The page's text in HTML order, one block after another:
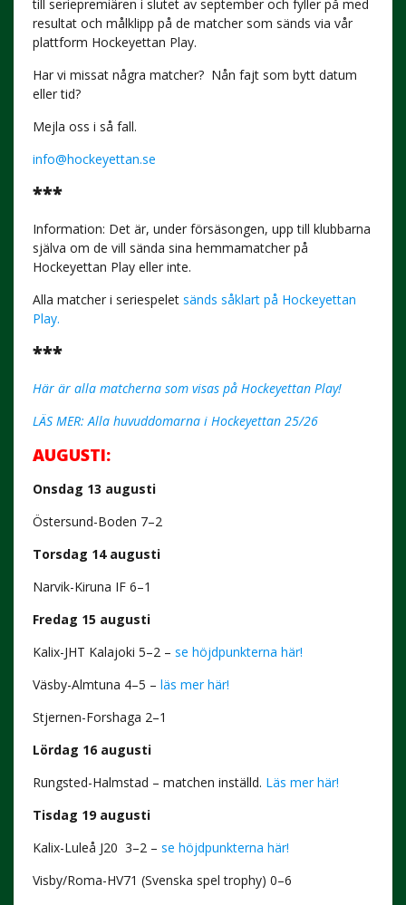
till seriepremiären i slutet av september och fyller på med
resultat och målklipp på de matcher som sänds via vår
plattform Hockeyettan Play.
Har vi missat några matcher? Nån fajt som bytt datum
eller tid?
Mejla oss i så fall.
info@hockeyettan.se
***
Information: Det är, under försäsongen, upp till klubbarna
själva om de vill sända sina hemmamatcher på
Hockeyettan Play eller inte.
Alla matcher i seriespelet sänds såklart på Hockeyettan
Play.
***
Här är alla matcherna som visas på Hockeyettan Play!
LÄS MER: Alla huvuddomarna i Hockeyettan 25/26
AUGUSTI:
Onsdag 13 augusti
Östersund-Boden 7–2
Torsdag 14 augusti
Narvik-Kiruna IF 6–1
Fredag 15 augusti
Kalix-JHT Kalajoki 5–2 – se höjdpunkterna här!
Väsby-Almtuna 4–5 – läs mer här!
Stjernen-Forshaga 2–1
Lördag 16 augusti
Rungsted-Halmstad – matchen inställd. Läs mer här!
Tisdag 19 augusti
Kalix-Luleå J20 3–2 – se höjdpunkterna här!
Visby/Roma-HV71 (Svenska spel trophy) 0–6